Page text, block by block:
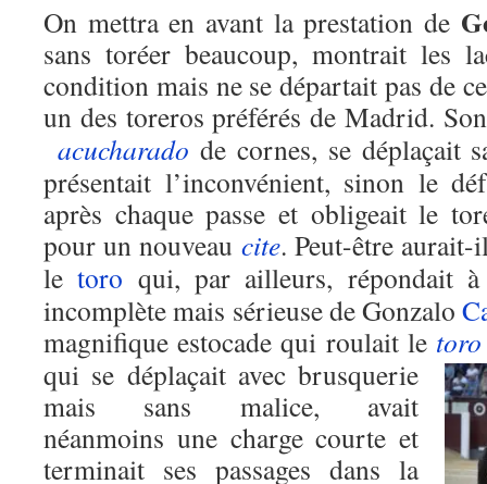
On mettra en avant la prestation de
sans toréer beaucoup, montrait les
condition mais ne se départait pas de
un des toreros préférés de Madrid.
acucharado de cornes, se déplaçait
présentait l’inconvénient, sinon le
après chaque passe et obligeait le
pour un nouveau cite. Peut-être
letoro qui, par ailleurs, répondait
incomplète mais sérieuse de Gonzalo
magnifique estocade qui roulait le toro
qui se déplaçait avec brusquerie
mais sans malice, avait
néanmoins une charge courte et
terminait ses passages dans la